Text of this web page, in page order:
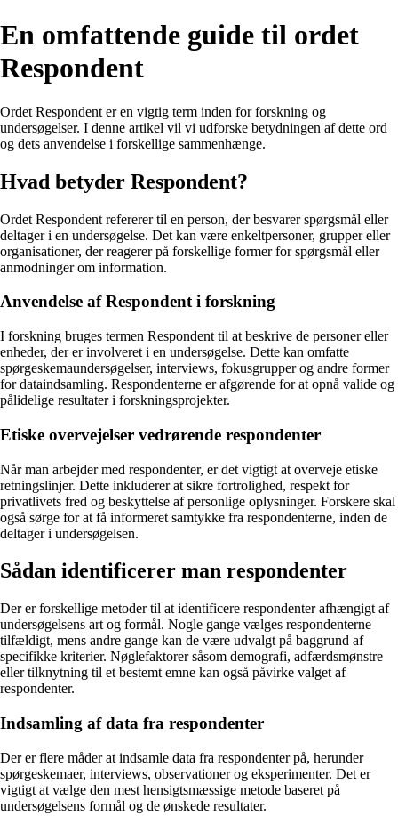
En omfattende guide til ordet
Respondent
Ordet Respondent er en vigtig term inden for forskning og
undersøgelser. I denne artikel vil vi udforske betydningen af ​​dette ord
og dets anvendelse i forskellige sammenhænge.
Hvad betyder Respondent?
Ordet Respondent refererer til en person, der besvarer spørgsmål eller
deltager i en undersøgelse. Det kan være enkeltpersoner, grupper eller
organisationer, der reagerer på forskellige former for spørgsmål eller
anmodninger om information.
Anvendelse af Respondent i forskning
I forskning bruges termen Respondent til at beskrive de personer eller
enheder, der er involveret i en undersøgelse. Dette kan omfatte
spørgeskemaundersøgelser, interviews, fokusgrupper og andre former
for dataindsamling. Respondenterne er afgørende for at opnå valide og
pålidelige resultater i forskningsprojekter.
Etiske overvejelser vedrørende respondenter
Når man arbejder med respondenter, er det vigtigt at overveje etiske
retningslinjer. Dette inkluderer at sikre fortrolighed, respekt for
privatlivets fred og beskyttelse af personlige oplysninger. Forskere skal
også sørge for at få informeret samtykke fra respondenterne, inden de
deltager i undersøgelsen.
Sådan identificerer man respondenter
Der er forskellige metoder til at identificere respondenter afhængigt af
undersøgelsens art og formål. Nogle gange vælges respondenterne
tilfældigt, mens andre gange kan de være udvalgt på baggrund af
specifikke kriterier. Nøglefaktorer såsom demografi, adfærdsmønstre
eller tilknytning til et bestemt emne kan også påvirke valget af
respondenter.
Indsamling af data fra respondenter
Der er flere måder at indsamle data fra respondenter på, herunder
spørgeskemaer, interviews, observationer og eksperimenter. Det er
vigtigt at vælge den mest hensigtsmæssige metode baseret på
undersøgelsens formål og de ønskede resultater.